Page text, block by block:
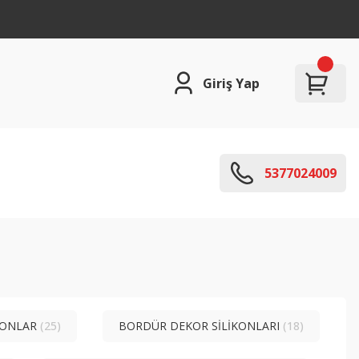
Giriş Yap
5377024009
(25) BORDÜR DEKOR SİLİKONLARI (18)